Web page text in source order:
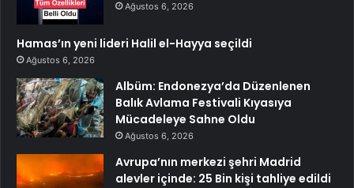
Ağustos 6, 2026
Hamas’ın yeni lideri Halil el-Hayya seçildi
Ağustos 6, 2026
Albüm: Endonezya’da Düzenlenen
Balık Avlama Festivali Kıyasıya
Mücadeleye Sahne Oldu
Ağustos 6, 2026
Avrupa’nın merkezi şehri Madrid
alevler içinde: 25 Bin kişi tahliye edildi